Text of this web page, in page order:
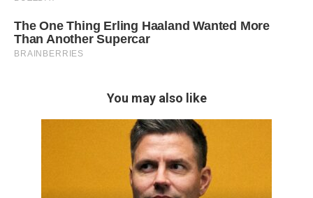
You may also like